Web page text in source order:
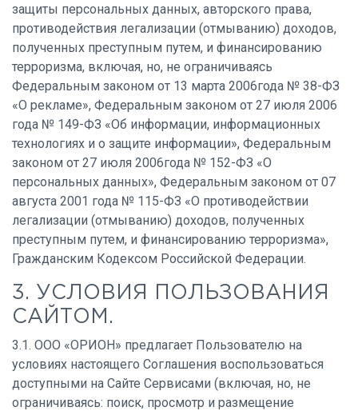
защиты персональных данных, авторского права,
противодействия легализации (отмыванию) доходов,
полученных преступным путем, и финансированию
терроризма, включая, но, не ограничиваясь
Федеральным законом от 13 марта 2006года № 38-ФЗ
«О рекламе», Федеральным законом от 27 июля 2006
года № 149-ФЗ «Об информации, информационных
технологиях и о защите информации», Федеральным
законом от 27 июля 2006года № 152-ФЗ «О
персональных данных», Федеральным законом от 07
августа 2001 года № 115-ФЗ «О противодействии
легализации (отмыванию) доходов, полученных
преступным путем, и финансированию терроризма»,
Гражданским Кодексом Российской Федерации.
3. УСЛОВИЯ ПОЛЬЗОВАНИЯ
САЙТОМ.
3.1. ООО «ОРИОН» предлагает Пользователю на
условиях настоящего Соглашения воспользоваться
доступными на Сайте Сервисами (включая, но, не
ограничиваясь: поиск, просмотр и размещение